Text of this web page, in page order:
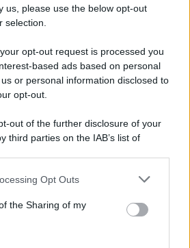
us, please use the below opt-out
selection.
opt-out request is processed you
based ads based on personal
or personal information disclosed to
opt-out.
out of the further disclosure of your
third parties on the IAB’s list of
be disclosed by us to third parties
parties.
app uses one or more Google
Opt Outs
the Sharing of my
PIÙ BELLE via e-mail
E-mail